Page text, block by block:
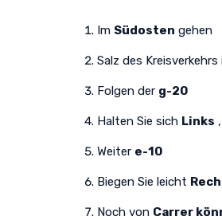
Im Südosten gehen
Salz des Kreisverkehrs
Folgen der g-20
Halten Sie sich Links
Weiter e-10
Biegen Sie leicht
Noch von Carrer